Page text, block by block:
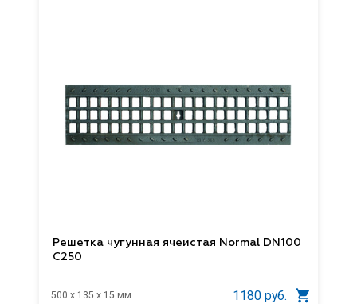
Решетка чугунная ячеистая Normal DN100
С250
500 x 135 x 15 мм. 1180 руб.